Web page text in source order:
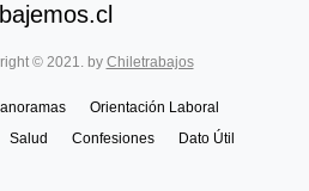
© 2021. by Chiletrabajos
Orientación Laboral
Salud Confesiones Dato Útil